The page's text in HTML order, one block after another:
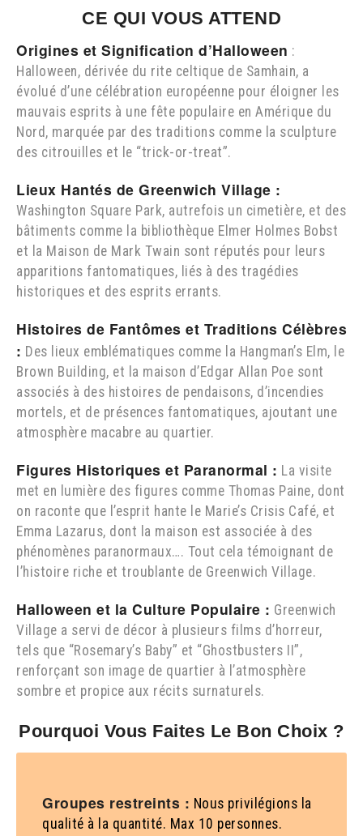
CE QUI VOUS ATTEND
Origines et Signification d’Halloween :
Halloween, dérivée du rite celtique de Samhain, a
évolué d’une célébration européenne pour éloigner les
mauvais esprits à une fête populaire en Amérique du
Nord, marquée par des traditions comme la sculpture
des citrouilles et le “trick-or-treat”.
Lieux Hantés de Greenwich Village :
Washington Square Park, autrefois un cimetière, et des
bâtiments comme la bibliothèque Elmer Holmes Bobst
et la Maison de Mark Twain sont réputés pour leurs
apparitions fantomatiques, liés à des tragédies
historiques et des esprits errants.
Histoires de Fantômes et Traditions Célèbres
: Des lieux emblématiques comme la Hangman’s Elm, le
Brown Building, et la maison d’Edgar Allan Poe sont
associés à des histoires de pendaisons, d’incendies
mortels, et de présences fantomatiques, ajoutant une
atmosphère macabre au quartier.
Figures Historiques et Paranormal : La visite
met en lumière des figures comme Thomas Paine, dont
on raconte que l’esprit hante le Marie’s Crisis Café, et
Emma Lazarus, dont la maison est associée à des
phénomènes paranormaux…. Tout cela témoignant de
l’histoire riche et troublante de Greenwich Village.
Halloween et la Culture Populaire : Greenwich
Village a servi de décor à plusieurs films d’horreur,
tels que “Rosemary’s Baby” et “Ghostbusters II”,
renforçant son image de quartier à l’atmosphère
sombre et propice aux récits surnaturels.
Pourquoi Vous Faites Le Bon Choix ?
Groupes restreints : Nous privilégions la
qualité à la quantité. Max 10 personnes.